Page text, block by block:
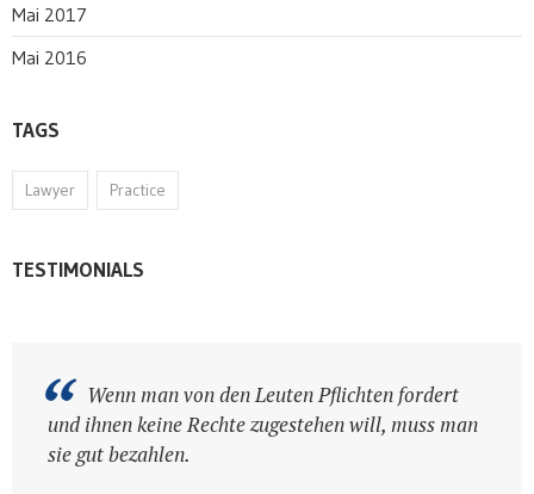
Mai 2017
Mai 2016
TAGS
Lawyer Practice
TESTIMONIALS
Wenn du im Recht bist, kannst du es dir
leisten, die Ruhe zu bewahren; und wenn du im
Unrecht bist, kannst du es dir nicht leisten, sie zu
Wenn man von den Leuten Pflichten fordert
und ihnen keine Rechte zugestehen will, muss man
sie gut bezahlen.